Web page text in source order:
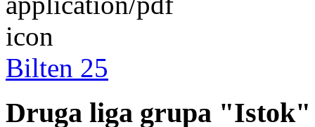
Bilten 25
Druga liga grupa "Istok"